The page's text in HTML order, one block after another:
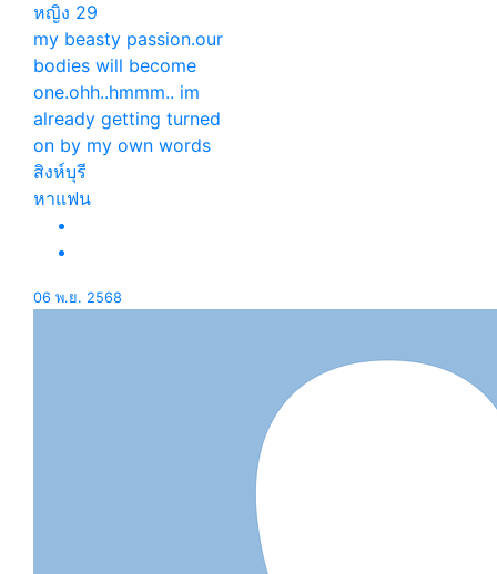
หญิง 29
my beasty passion.our
bodies will become
one.ohh..hmmm.. im
already getting turned
on by my own words
สิงห์บุรี
หาแฟน
06 พ.ย. 2568